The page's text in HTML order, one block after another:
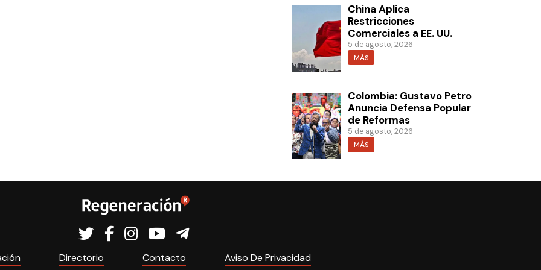
China Aplica
Restricciones
Comerciales a EE. UU.
5 de agosto, 2026
MÁS
Colombia: Gustavo Petro
Anuncia Defensa Popular
de Reformas
5 de agosto, 2026
MÁS
Directorio Contacto Aviso De Privacidad